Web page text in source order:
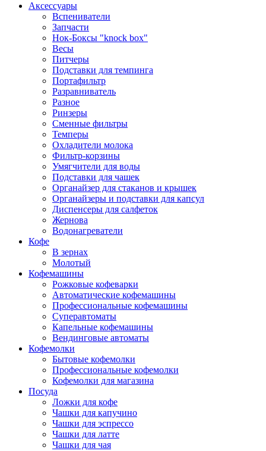
Аксессуары
Вспениватели
Запчасти
Нок-Боксы "knock box"
Весы
Питчеры
Подставки для темпинга
Портафильтр
Разравниватель
Разное
Ринзеры
Сменные фильтры
Темперы
Охладители молока
Фильтр-корзины
Умягчители для воды
Подставки для чашек
Органайзер для стаканов и крышек
Органайзеры и подставки для капсул
Диспенсеры для салфеток
Жернова
Водонагреватели
Кофе
В зернах
Молотый
Кофемашины
Рожковые кофеварки
Автоматические кофемашины
Профессиональные кофемашины
Суперавтоматы
Капельные кофемашины
Вендинговые автоматы
Кофемолки
Бытовые кофемолки
Профессиональные кофемолки
Кофемолки для магазина
Посуда
Ложки для кофе
Чашки для капучино
Чашки для эспрессо
Чашки для латте
Чашки для чая